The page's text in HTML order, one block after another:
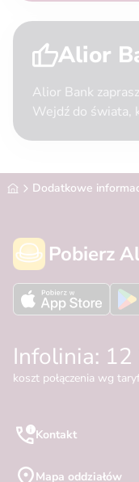
Alior
Alior Bank
Wejdź do świata,
Alior BankDodatkowe
Pobierz
Infolinia:
koszt połączenia wg
Kontakt
Mapa oddziałów